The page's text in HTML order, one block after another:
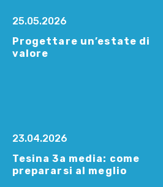
25.05.2026
Progettare un’estate di
valore
23.04.2026
Tesina 3a media: come
prepararsi al meglio